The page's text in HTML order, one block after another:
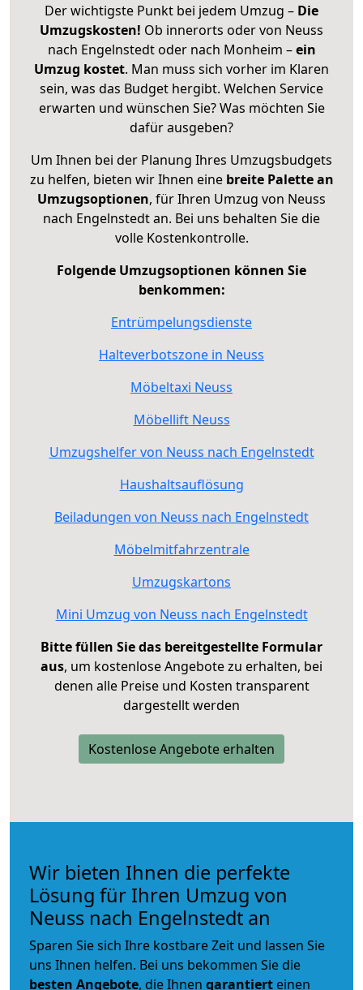
Der wichtigste Punkt bei jedem Umzug – Die
Umzugskosten! Ob innerorts oder von Neuss
nach Engelnstedt oder nach Monheim –ein
Umzug kostet. Man muss sich vorher im Klaren
sein, was das Budget hergibt. Welchen Service
erwarten und wünschen Sie? Was möchten Sie
dafür ausgeben?
Um Ihnen bei der Planung Ihres Umzugsbudgets
zu helfen, bieten wir Ihnen eine breite Palette an
Umzugsoptionen, für Ihren Umzug von Neuss
nach Engelnstedt an. Bei uns behalten Sie die
volle Kostenkontrolle.
Folgende Umzugsoptionen können Sie
benkommen:
Entrümpelungsdienste
Halteverbotszone in Neuss
Möbeltaxi Neuss
Möbellift Neuss
Umzugshelfer von Neuss nach Engelnstedt
Haushaltsauflösung
Beiladungen von Neuss nach Engelnstedt
Möbelmitfahrzentrale
Umzugskartons
Mini Umzug von Neuss nach Engelnstedt
Bitte füllen Sie das bereitgestellte Formular
aus, um kostenlose Angebote zu erhalten, bei
denen alle Preise und Kosten transparent
dargestellt werden
Kostenlose Angebote erhalten
Wir bieten Ihnen die perfekte
Lösung für Ihren Umzug von
Neuss nach Engelnstedt an
Sparen Sie sich Ihre kostbare Zeit und lassen Sie
uns Ihnen helfen. Bei uns bekommen Sie die
besten Angebote, die Ihnen garantiert einen